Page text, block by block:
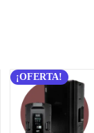
¡OFERTA!